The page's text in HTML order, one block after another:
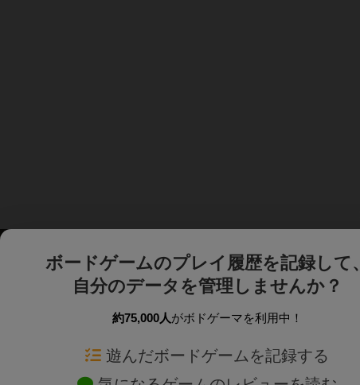
ボードゲームのプレイ履歴を記録して、
自分のデータを管理しませんか？
約75,000人がボドゲーマを利用中！
遊んだボードゲームを記録する